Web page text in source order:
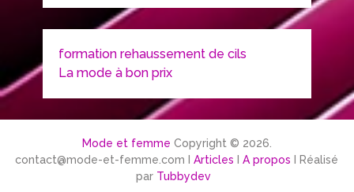
formation rehaussement de cils
La mode à bon prix
Mode et femme Copyright © 2026.
contact@mode-et-femme.com IArticles IA propos I Réalisé
par Tubbydev